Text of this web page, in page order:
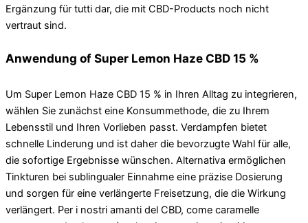
Ergänzung für tutti dar, die mit CBD-Products noch nicht
vertraut sind.
Anwendung of Super Lemon Haze CBD 15 %
Um Super Lemon Haze CBD 15 % in Ihren Alltag zu integrieren,
wählen Sie zunächst eine Konsummethode, die zu Ihrem
Lebensstil und Ihren Vorlieben passt. Verdampfen bietet
schnelle Linderung und ist daher die bevorzugte Wahl für alle,
die sofortige Ergebnisse wünschen. Alternativa ermöglichen
Tinkturen bei sublingualer Einnahme eine präzise Dosierung
und sorgen für eine verlängerte Freisetzung, die die Wirkung
verlängert. Per i nostri amanti del CBD, come caramelle